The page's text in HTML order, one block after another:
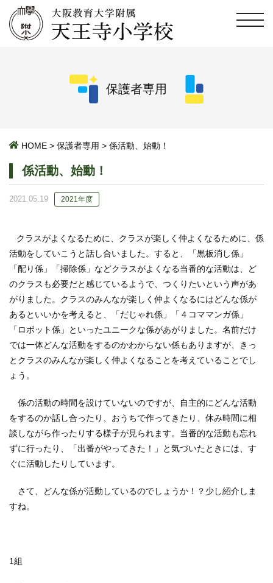
保護者専用
HOME > 保護者専用 > 係活動、始動！
係活動、始動！
2021.05.19 2021年度
クラスがよくなるために、クラスが楽しく仲よくなるために、係
活動をしていこうと話し合いました。すると、「黒板消し係」
「配り係」「掃除係」などクラスがよくなる当番的な活動は、ど
のクラスも必要だと感じているようで、つくりたいという声があ
がりました。クラスのみんなが楽しく仲よくなるにはどんな係が
あるといいかを考えると、「だじゃれ係」「４コママンガ係」
「ロボット係」といったユニークな係があがりました。名前だけ
では一体どんな活動をするのかわからない係もありますが、きっ
とクラスのみんなが楽しく仲よくなることを考えていることでし
ょう。
係の活動の時間を設けていないのですが、自主的にどんな活動
をするのか話し合ったり、おうちで作ってきたり、休み時間に相
談しながら作ったりする様子が見られます。当番的な活動も忘れ
ずに行ったり、「出番がやってきた！」と気づいたときには、す
ぐに活動したりしています。
さて、どんな係が活動しているのでしょうか！？少し紹介しま
すね。
1組